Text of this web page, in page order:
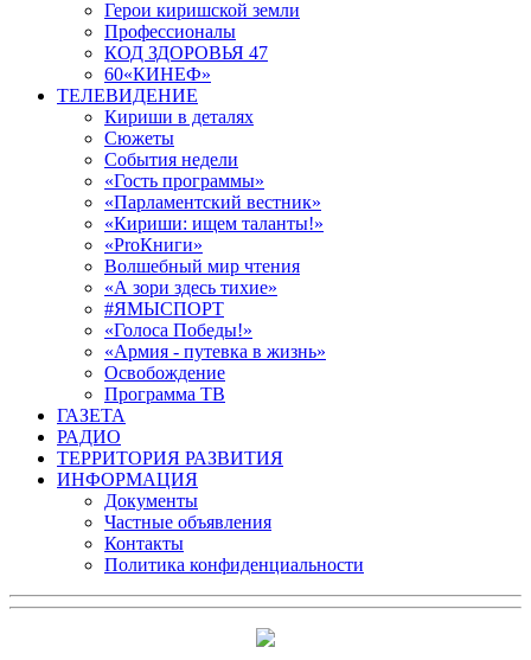
Герои киришской земли
Профессионалы
КОД ЗДОРОВЬЯ 47
60«КИНЕФ»
ТЕЛЕВИДЕНИЕ
Кириши в деталях
Сюжеты
События недели
«Гость программы»
«Парламентский вестник»
«Кириши: ищем таланты!»
«ProКниги»
Волшебный мир чтения
«А зори здесь тихие»
#ЯМЫСПОРТ
«Голоса Победы!»
«Армия - путевка в жизнь»
Освобождение
Программа ТВ
ГАЗЕТА
РАДИО
ТЕРРИТОРИЯ РАЗВИТИЯ
ИНФОРМАЦИЯ
Документы
Частные объявления
Контакты
Политика конфиденциальности